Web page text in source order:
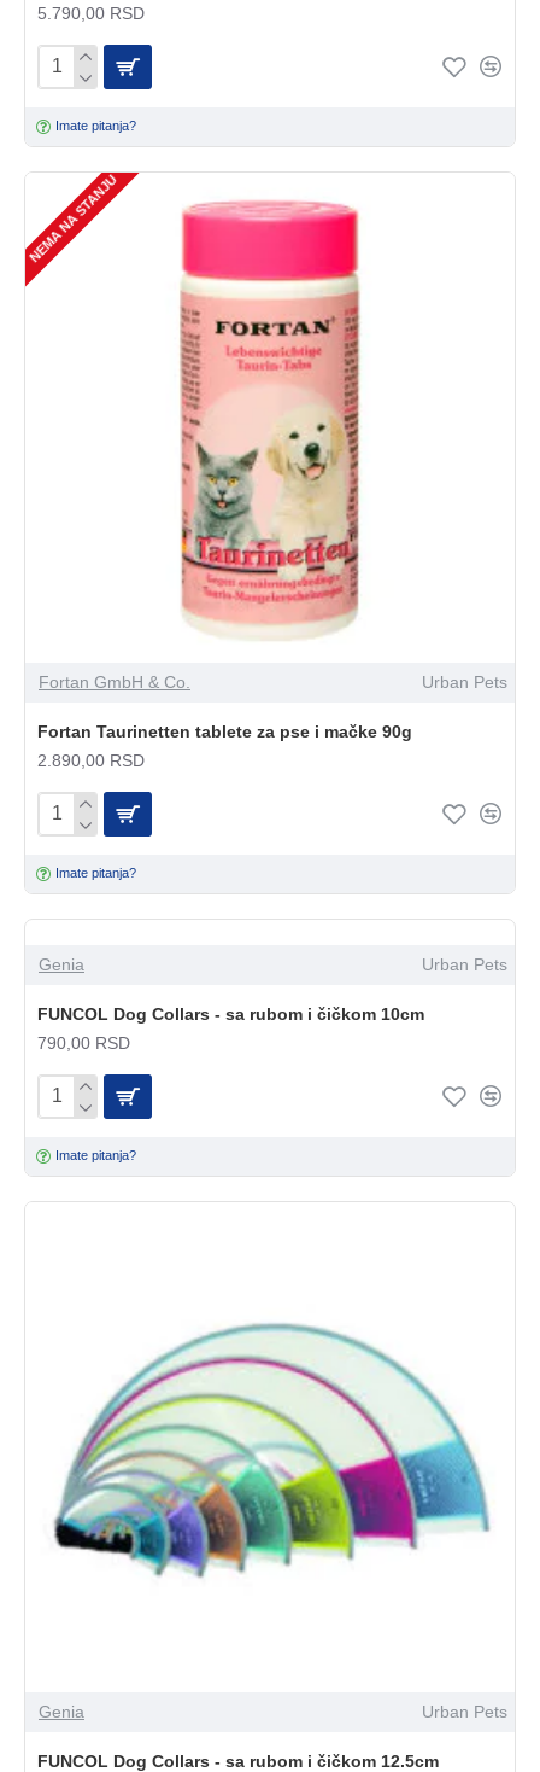
5.790,00 RSD
Imate pitanja?
NEMA NA STANJU
Fortan GmbH & Co. Urban Pets
Fortan Taurinetten tablete za pse i mačke 90g
2.890,00 RSD
Imate pitanja?
Genia Urban Pets
FUNCOL Dog Collars - sa rubom i čičkom 10cm
790,00 RSD
Imate pitanja?
Genia Urban Pets
FUNCOL Dog Collars - sa rubom i čičkom 12.5cm